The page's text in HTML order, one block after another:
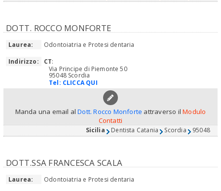
DOTT. ROCCO MONFORTE
Laurea:
Odontoiatria e Protesi dentaria
Indirizzo:
CT:
Via Principe di Piemonte 50
95048 Scordia
Tel: CLICCA QUI
Manda una email alDott. Rocco Monforte attraverso ilModulo
Contatti
Sicilia Dentista Catania Scordia 95048
DOTT.SSA FRANCESCA SCALA
Laurea:
Odontoiatria e Protesi dentaria